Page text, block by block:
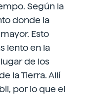
Según la
donde la
Esto
lento en la
de los
la Tierra. Allí
por lo que el